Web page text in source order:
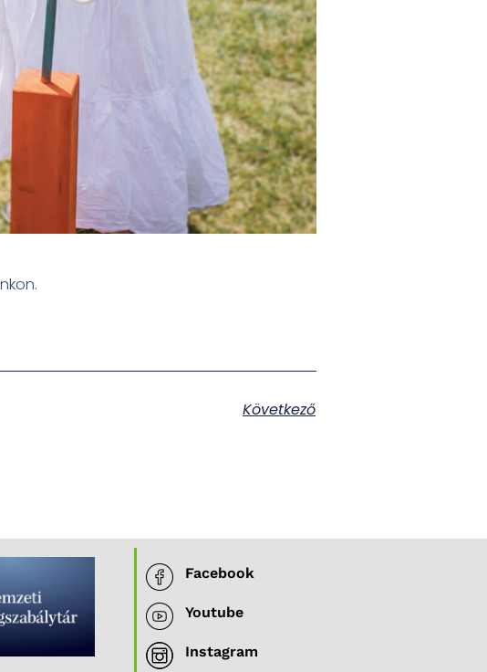
Következő
Facebook
Youtube
Instagram